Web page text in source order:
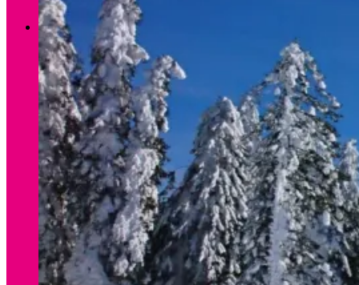
Verleih Winter
WINTER
Preisliste Verleih